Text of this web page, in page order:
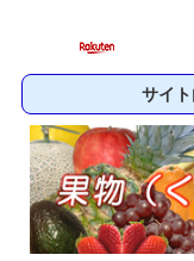
サイ